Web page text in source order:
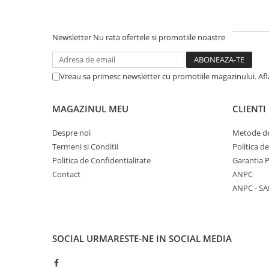
Newsletter Nu rata ofertele si promotiile noastre
Vreau sa primesc newsletter cu promotiile magazinului.
MAGAZINUL MEU
Despre noi
Termeni si Conditii
Politica de Confidentialitate
Contact
CLIENTI
Metode
Politica
Garantia
ANPC
ANPC -
SOCIAL URMARESTE-NE IN SOCIAL MEDIA